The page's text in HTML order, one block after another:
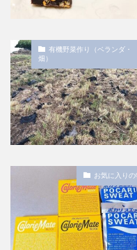
有機野菜作り（ベランダ・
畑）
お気に入りの